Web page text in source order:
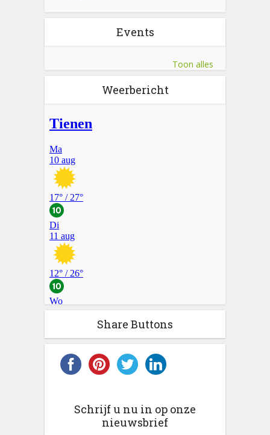
Events
Toon alles
Weerbericht
Share Buttons
Schrijf u nu in op onze
nieuwsbrief